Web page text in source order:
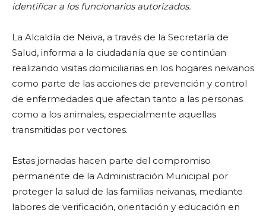
identificar a los funcionarios autorizados.
La Alcaldía de Neiva, a través de la Secretaría de
Salud, informa a la ciudadanía que se continúan
realizando visitas domiciliarias en los hogares neivanos
como parte de las acciones de prevención y control
de enfermedades que afectan tanto a las personas
como a los animales, especialmente aquellas
transmitidas por vectores.
Estas jornadas hacen parte del compromiso
permanente de la Administración Municipal por
proteger la salud de las familias neivanas, mediante
labores de verificación, orientación y educación en